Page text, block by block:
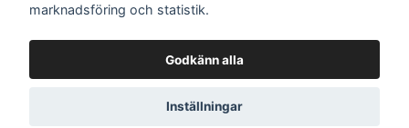
© 2026 Storfiskare.se
marknadsföring och statistik.
Godkänn alla
Inställningar